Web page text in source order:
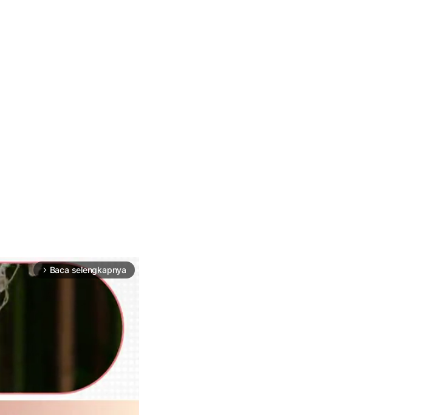
arrow_forward_ios Baca selengkapnya